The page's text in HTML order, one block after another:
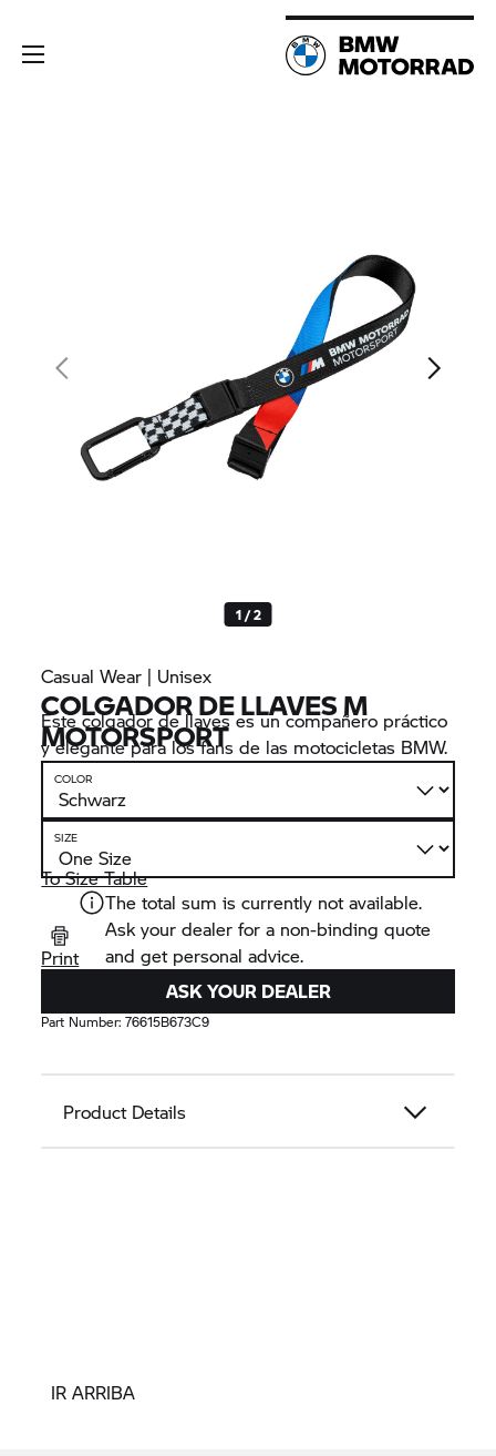
1 / 2
Casual Wear | Unisex
COLGADOR DE LLAVES M
MOTORSPORT
Este colgador de llaves es un compañero práctico
y elegante para los fans de las motocicletas BMW.
COLOR
SIZE
To Size Table
Print
The total sum is currently not available.
Ask your dealer for a non-binding quote
and get personal advice.
ASK YOUR DEALER
Part Number:76615B673C9
Product Details
IR ARRIBA